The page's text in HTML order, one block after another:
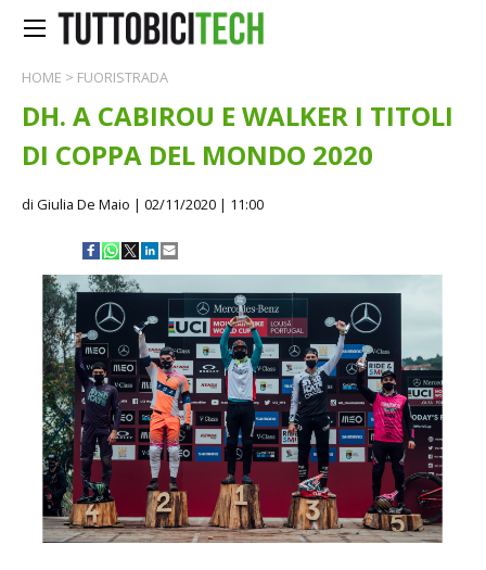
HOME > FUORISTRADA
DH. A CABIROU E WALKER I TITOLI
DI COPPA DEL MONDO 2020
di Giulia De Maio | 02/11/2020 | 11:00